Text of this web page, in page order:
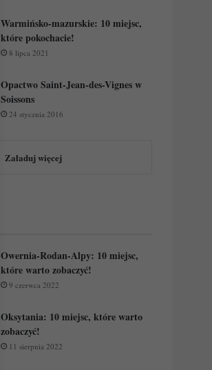
Warmińsko-mazurskie: 10 miejsc,
które pokochacie!
8 lipca 2021
Opactwo Saint-Jean-des-Vignes w
Soissons
24 stycznia 2016
Załaduj więcej
Owernia-Rodan-Alpy: 10 miejsc,
które warto zobaczyć!
9 czerwca 2022
Oksytania: 10 miejsc, które warto
zobaczyć!
11 sierpnia 2022